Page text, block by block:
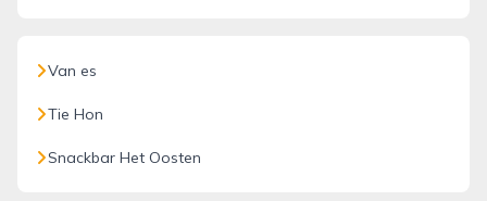
Van es
Tie Hon
Snackbar Het Oosten